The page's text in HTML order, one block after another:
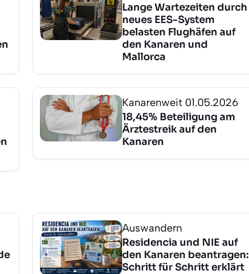
Lange Wartezeiten durch
neues EES-System
belasten Flughäfen auf
den Kanaren und
Mallorca
Kanarenweit 01.05.2026
18,45% Beteiligung am
Ärztestreik auf den
Kanaren
Auswandern
Residencia und NIE auf
den Kanaren beantragen:
Schritt für Schritt erklärt